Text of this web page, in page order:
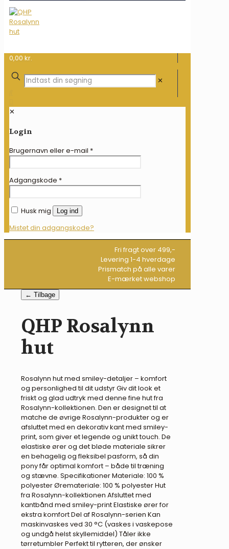
0,00 kr.
✕
✕
Login
Brugernavn eller e-mail *
Adgangskode *
Husk mig Log ind
Mistet din adgangskode?
Fri fragt over 499,-
Levering 1-4 hverdage
Prismatch på alle varer
E-mærket webshop
← Tilbage
QHP Rosalynn
hut
Rosalynn hut med smiley-detaljer – komfort
og personlighed til dit udstyr Giv dit look et
friskt og glad udtryk med denne fine hut fra
Rosalynn-kollektionen. Den er designet til at
matche de øvrige Rosalynn-produkter og er
afsluttet med en dekorativ kant med smiley-
print, som giver et legende og unikt touch. De
elastiske ører og det bløde materiale sikrer
en behagelig og fleksibel pasform, så din
pony får optimal komfort – både til træning
og stævne. Specifikationer Materiale: 100 %
polyester Øremateriale: 100 % polyester Hut
fra Rosalynn-kollektionen Afsluttet med
kantbånd med smiley-print Elastiske ører for
ekstra komfort Del af Rosalynn-serien Kan
maskinvaskes ved 30 °C (vaskes i vaskepose
og undgå helst skyllemiddel) Tåler ikke
tørretumbler Perfekt til rytteren, der ønsker